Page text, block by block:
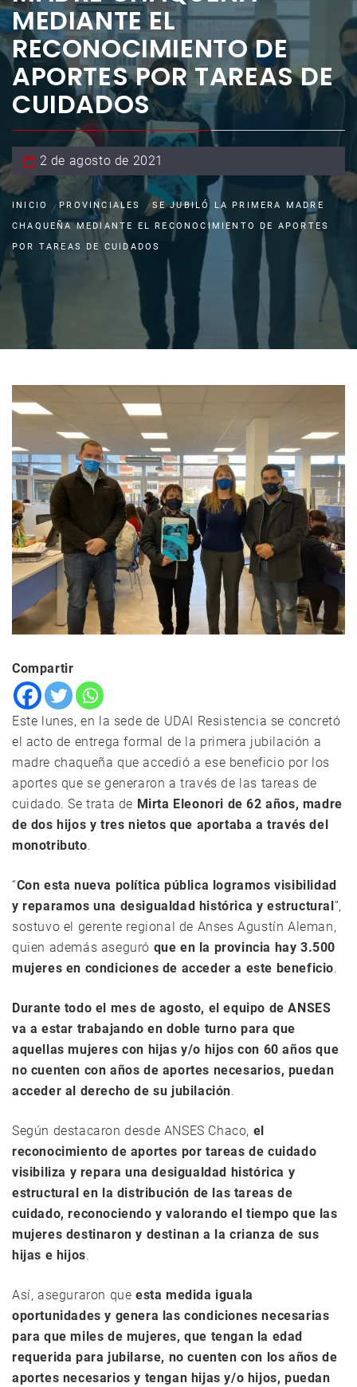
MEDIANTE EL
RECONOCIMIENTO DE
APORTES POR TAREAS DE
CUIDADOS
2 de agosto de 2021
INICIO PROVINCIALES
SE JUBILÓ LA PRIMERA MADRE
CHAQUEÑA MEDIANTE EL RECONOCIMIENTO DE APORTES
POR TAREAS DE CUIDADOS
Compartir
Este lunes, en la sede de UDAI Resistencia se concretó
el acto de entrega formal de la primera jubilación a
madre chaqueña que accedió a ese beneficio por los
aportes que se generaron a través de las tareas de
cuidado. Se trata de Mirta Eleonori de 62 años, madre
de dos hijos y tres nietos que aportaba a través del
monotributo.
“Con esta nueva política pública logramos visibilidad
y reparamos una desigualdad histórica y estructural ”,
sostuvo el gerente regional de Anses Agustín Aleman,
quien además aseguró que en la provincia hay 3.500
mujeres en condiciones de acceder a este beneficio.
Durante todo el mes de agosto, el equipo de ANSES
va a estar trabajando en doble turno para que
aquellas mujeres con hijas y/o hijos con 60 años que
no cuenten con años de aportes necesarios, puedan
acceder al derecho de su jubilación.
Según destacaron desde ANSES Chaco, el
reconocimiento de aportes por tareas de cuidado
visibiliza y repara una desigualdad histórica y
estructural en la distribución de las tareas de
cuidado, reconociendo y valorando el tiempo que las
mujeres destinaron y destinan a la crianza de sus
hijas e hijos.
Así, aseguraron que esta medida iguala
oportunidades y genera las condiciones necesarias
para que miles de mujeres, que tengan la edad
requerida para jubilarse, no cuenten con los años de
aportes necesarios y tengan hijas y/o hijos, puedan